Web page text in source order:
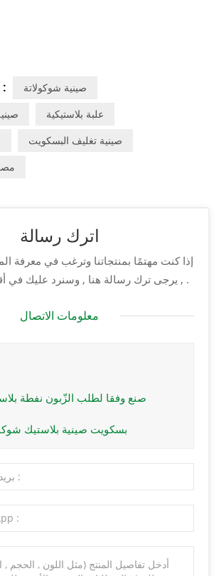
العلامات ذات الصلة :
صينية شوكولاتة
علبة بلاستيكية
صينية تغليف البسكويت
اترك رسالة
إذا كنت مهتمًا بمنتجاتنا وترغب في معرفة
, يرجى ترك رسالة هنا , وسنرد عليك في أقرب وقت ممكن .
معلومات الاتصال
صنع وفقا لطلب الزّبون نفطة
بسكويت صينية بلاستيك